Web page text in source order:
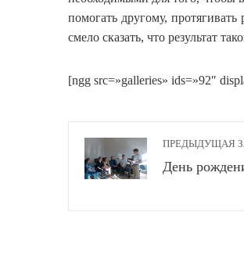
помогать другому,
смело сказать, что результат
[ngg src=»galleries» ids=»92″
ПРЕДЫДУЩАЯ
День